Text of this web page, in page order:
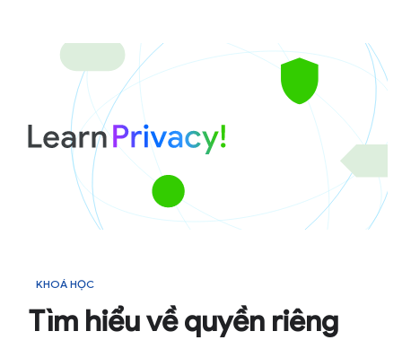
KHOÁ HỌC
Tìm hiểu về quyền riêng